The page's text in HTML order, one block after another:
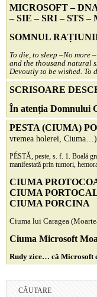
MICROSOFT –
– SIE – SRI – STS –
SOMNUL
To die, to sleep –No more
and the thousand natural
Devoutly to be wished. To
SCRISOARE
În atenția Domnului
PESTA (CIUMA)
vremea holerei, Ciuma…)
PÉSTĂ, peste, s. f. 1. Boală
manifestată prin tumori,
CIUMA
CIUMA
CIUMA PORCINA
Ciuma lui Caragea
Ciuma Microsoft
Rudy zice… că Microsoft
CĂUTARE